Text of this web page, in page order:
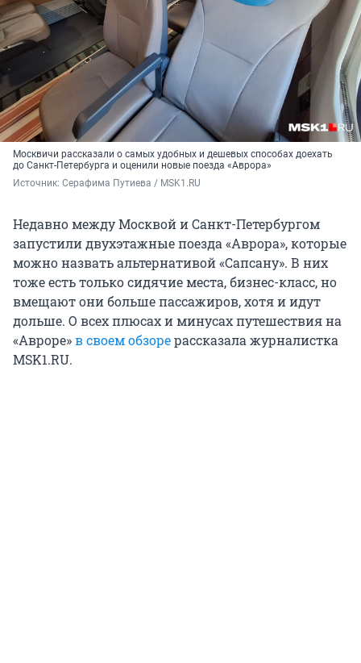
Москвичи рассказали о самых удобных и дешевых способах доехать
до Санкт-Петербурга и оценили новые поезда «Аврора»
Источник: Серафима Путиева / MSK1.RU
Недавно между Москвой и Санкт-Петербургом
запустили двухэтажные поезда «Аврора», которые
можно назвать альтернативой «Сапсану». В них
тоже есть только сидячие места, бизнес-класс, но
вмещают они больше пассажиров, хотя и идут
дольше. О всех плюсах и минусах путешествия на
«Авроре»в своем обзорерассказала журналистка
MSK1.RU.